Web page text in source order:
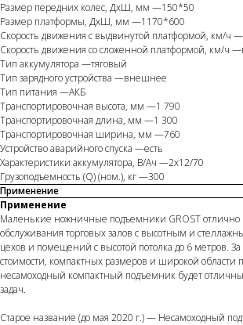
Размер передних колес, ДхШ, мм —150*50
Размер платформы, ДхШ, мм —1170*600
Скорость движения с выдвинутой платформой, км/ч
Скорость движения со сложенной платформой, км/ч
Тип аккумулятора —тяговый
Тип зарядного устройства —внешнее
Тип питания —АКБ
Транспортировочная высота, мм —1 790
Транспортировочная длина, мм —1 300
Транспортировочная ширина, мм —760
Устройство аварийного спуска —есть
Характеристики аккумулятора, В/Ач —2х12/70
Грузоподъемность (Q) (ном.), кг —300
Применение
Применение
Маленькие ножничные подъемники GROST отлично
обслуживания торговых залов с высотным и
цехов и помещений с высотой потолка до 6 метров.
стоимости, компактных размеров и широкой
несамоходный компактный подъемник будет
задач.
Старое название (до мая 2020 г.) — Несамоходный